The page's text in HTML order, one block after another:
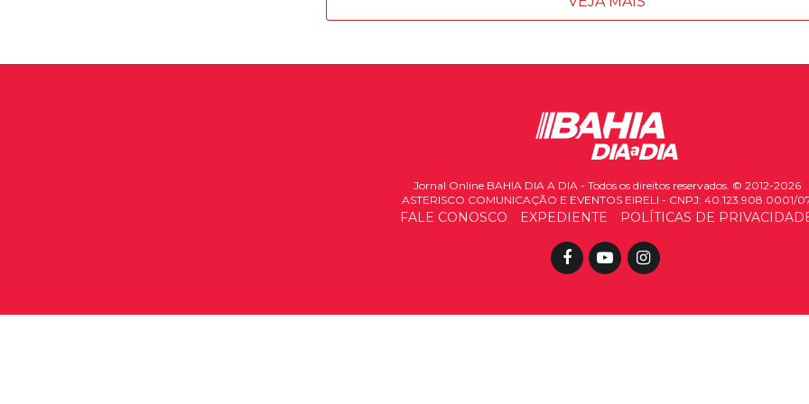
Jornal Online BAHIA DIA A DIA - Todos os direitos reservados. © 2012-2026
ASTERISCO COMUNICAÇÃO E EVENTOS EIRELI - CNPJ: 40.123.908.0001/
FALE CONOSCO EXPEDIENTE POLÍTICAS DE